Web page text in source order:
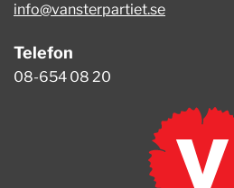
info@vansterpartiet.se
Telefon
08-654 08 20